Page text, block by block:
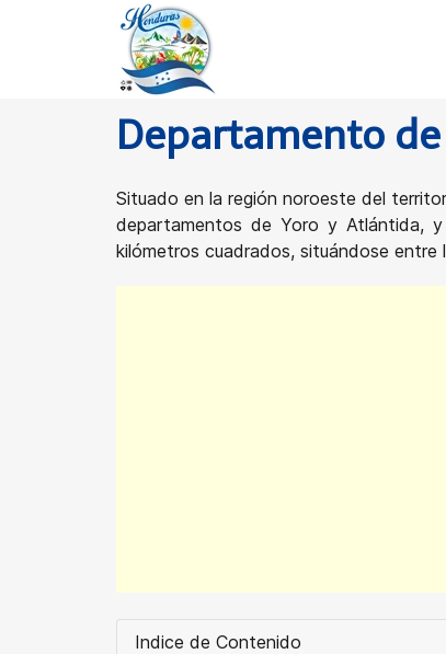
Departamento
Situado en la región noroeste del
departamentos de Yoro y Atlántida,
kilómetros cuadrados, situándose
Indice de Contenido